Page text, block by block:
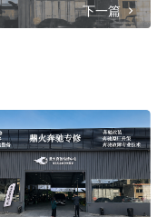
下一篇